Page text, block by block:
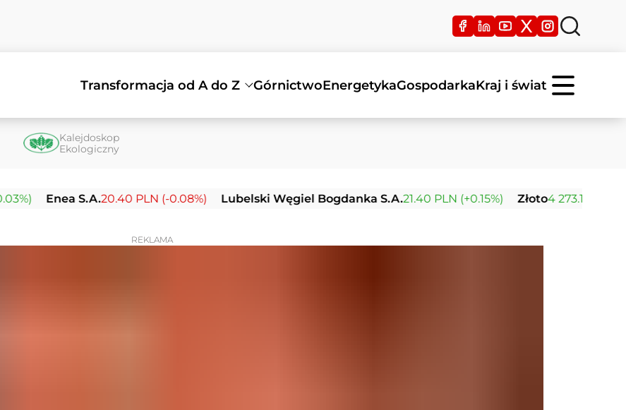
Transformacja od A do Z GórnictwoEnergetykaGospodarkaKraj i świat
Kalejdoskop
Ekologiczny
Enea S.A.20.40 PLN (-0.08%) Lubelski Węgiel Bogdanka S.A.21.40 PLN (+0.15%) Złoto 4 273.13 USD (+0.61%)
REKLAMA